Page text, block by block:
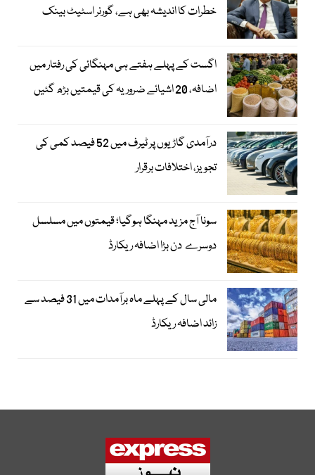
خطرات کا اندیشہ بھی ہے، گورنر اسٹیٹ بینک
اگست کے پہلے ہفتے ہی مہنگائی کی رفتار میں
اضافہ، 20 اشیائے ضروریہ کی قیمتیں بڑھ گئیں
درآمدی گاڑیوں پر ٹیرف میں 52 فیصد کمی کی
تجویز، اختلافات برقرار
سونا آج مزید مہنگا ہوگیا؛ قیمتوں میں مسلسل
دوسرے دن بڑا اضافہ ریکارڈ
مالی سال کے پہلے ماہ برآمدات میں 31 فیصد سے
زائد اضافہ ریکارڈ